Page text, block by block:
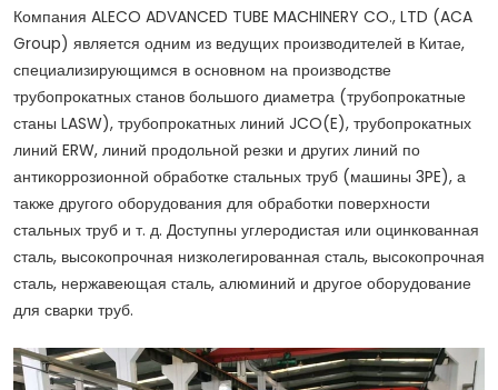
Компания ALECO ADVANCED TUBE MACHINERY CO., LTD (ACA
Group) является одним из ведущих производителей в Китае,
специализирующимся в основном на производстве
трубопрокатных станов большого диаметра (трубопрокатные
станы LASW), трубопрокатных линий JCO(E), трубопрокатных
линий ERW, линий продольной резки и других линий по
антикоррозионной обработке стальных труб (машины 3PE), а
также другого оборудования для обработки поверхности
стальных труб и т. д. Доступны углеродистая или оцинкованная
сталь, высокопрочная низколегированная сталь, высокопрочная
сталь, нержавеющая сталь, алюминий и другое оборудование
для сварки труб.